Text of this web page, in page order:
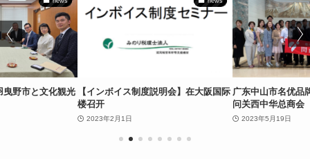
曳野市と文化観光
【インボイス制度説明会】在大阪国际
楼召开
2023年2月1日
广东中山市名优品
问关西中华总商会
2023年5月19日